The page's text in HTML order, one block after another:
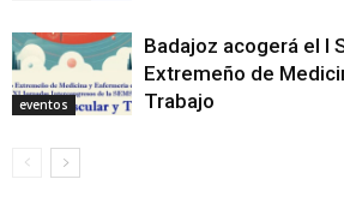
eventos
Badajoz acogerá el I
Extremeño de
Trabajo